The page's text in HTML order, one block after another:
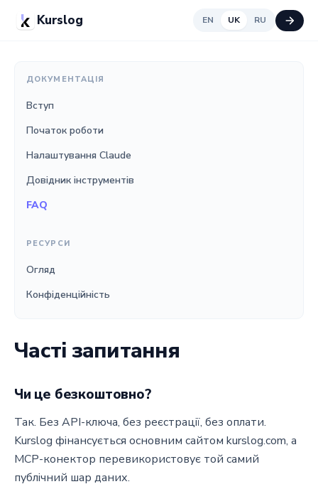
Kurslog EN UK RU
ДОКУМЕНТАЦІЯ
Вступ
Початок роботи
Налаштування Claude
Довідник інструментів
FAQ
РЕСУРСИ
Огляд
Конфіденційність
Часті запитання
Чи це безкоштовно?
Так. Без API-ключа, без реєстрації, без оплати.
Kurslog фінансується основним сайтом kurslog.com, а
MCP-конектор перевикористовує той самий
публічний шар даних.